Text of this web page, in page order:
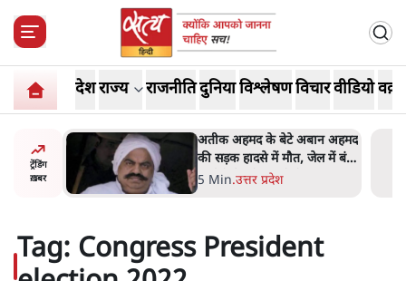
देशराज्य राजनीतिदुनियाविश्लेषणविचारवीडियो
ट्रेंडिंग
ख़बर
अहमद
में बंद
झारखंड के आंदोलनकारी छात्रों ने
दबाव बढ़ाया, सीएम हेमंत सोरेन का
इस्तीफा मांगा, 10 को घेरेंगे
4 Min.झारखंड
Tag: Congress President